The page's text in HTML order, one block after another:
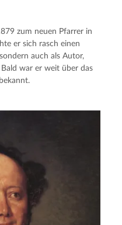
zum neuen Pfarrer in
er sich rasch einen
auch als Autor,
war er weit über das